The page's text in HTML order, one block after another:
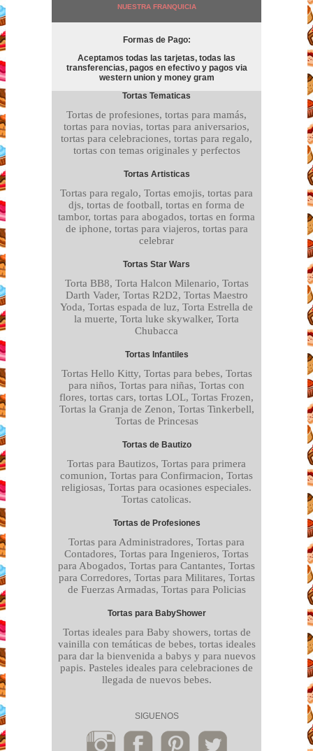
NUESTRA FRANQUICIA
Formas de Pago:
Aceptamos todas las tarjetas, todas las
transferencias, pagos en efectivo y pagos via
western union y money gram
Tortas Tematicas
Tortas de profesiones, tortas para mamás,
tortas para novias, tortas para aniversarios,
tortas para celebraciones, tortas para regalo,
tortas con temas originales y perfectos
Tortas Artisticas
Tortas para regalo, Tortas emojis, tortas para
djs, tortas de football, tortas en forma de
tambor, tortas para abogados, tortas en forma
de iphone, tortas para viajeros, tortas para
celebrar
Tortas Star Wars
Torta BB8, Torta Halcon Milenario, Tortas
Darth Vader, Tortas R2D2, Tortas Maestro
Yoda, Tortas espada de luz, Torta Estrella de
la muerte, Torta luke skywalker, Torta
Chubacca
Tortas Infantiles
Tortas Hello Kitty, Tortas para bebes, Tortas
para niños, Tortas para niñas, Tortas con
flores, tortas cars, tortas LOL, Tortas Frozen,
Tortas la Granja de Zenon, Tortas Tinkerbell,
Tortas de Princesas
Tortas de Bautizo
Tortas para Bautizos, Tortas para primera
comunion, Tortas para Confirmacion, Tortas
religiosas, Tortas para ocasiones especiales.
Tortas catolicas.
Tortas de Profesiones
Tortas para Administradores, Tortas para
Contadores, Tortas para Ingenieros, Tortas
para Abogados, Tortas para Cantantes, Tortas
para Corredores, Tortas para Militares, Tortas
de Fuerzas Armadas, Tortas para Policias
Tortas para BabyShower
Tortas ideales para Baby showers, tortas de
vainilla con temáticas de bebes, tortas ideales
para dar la bienvenida a babys y para nuevos
papis. Pasteles ideales para celebraciones de
llegada de nuevos bebes.
SIGUENOS